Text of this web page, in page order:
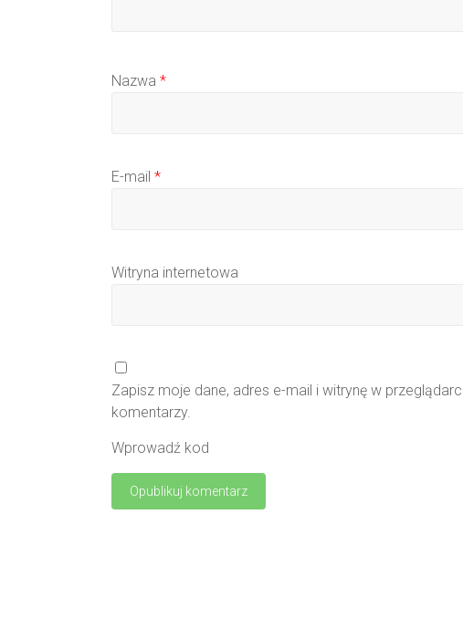
Nazwa *
E-mail *
Witryna internetowa
Zapisz moje dane, adres e-mail i witrynę w
komentarzy.
Wprowadź kod